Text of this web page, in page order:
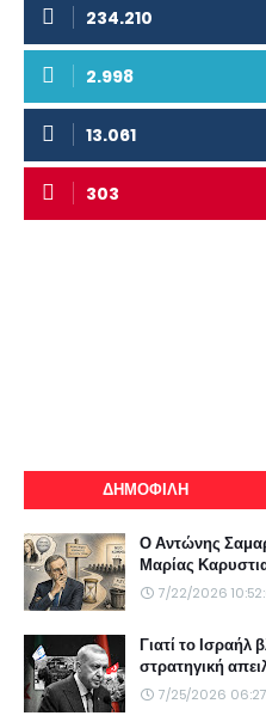
234.210
2.998
13.061
303
ΔΗΜΟΦΙΛΗ
Ο Αντώνης
Μαρίας
7/22/2026
Γιατί το Ισραήλ
στρατηγική
7/25/2026